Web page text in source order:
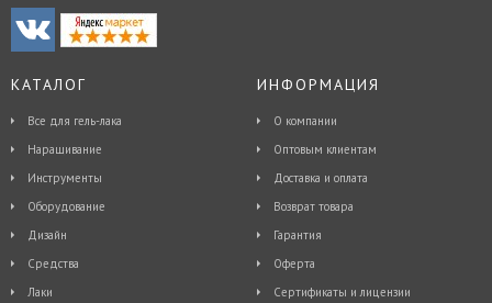
КАТАЛОГ
Все для гель-лака
Наращивание
Инструменты
Оборудование
Дизайн
Средства
Лаки
ИНФОРМАЦИЯ
О компании
Оптовым клиентам
Доставка и оплата
Возврат товара
Гарантия
Оферта
Сертификаты и лицензии